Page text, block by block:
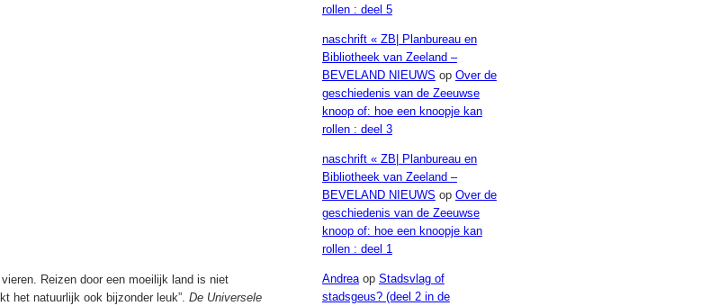
Reizen door een moeilijk land is niet
het natuurlijk ook bijzonder leuk”. De Universele
rollen : deel 5
naschrift « ZB| Planbureau en
Bibliotheek van Zeeland –
BEVELAND NIEUWS op Over de
geschiedenis van de Zeeuwse
knoop of: hoe een knoopje kan
rollen : deel 3
naschrift « ZB| Planbureau en
Bibliotheek van Zeeland –
BEVELAND NIEUWS op Over de
geschiedenis van de Zeeuwse
knoop of: hoe een knoopje kan
rollen : deel 1
Andreaop Stadsvlag of
stadsgeus? (deel 2 in de